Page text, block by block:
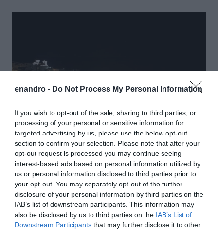
enandro - Do Not Process My Personal Information
If you wish to opt-out of the sale, sharing to third parties, or
processing of your personal or sensitive information for
targeted advertising by us, please use the below opt-out
section to confirm your selection. Please note that after your
opt-out request is processed you may continue seeing
interest-based ads based on personal information utilized by
us or personal information disclosed to third parties prior to
your opt-out. You may separately opt-out of the further
disclosure of your personal information by third parties on the
IAB’s list of downstream participants. This information may
also be disclosed by us to third parties on the IAB’s List of
Downstream Participants that may further disclose it to other
Η αποκατάστασή του υλοποιήθηκε βάσει μιας
εμπνευσμένης αρχιτεκτονικής και διακοσμητικής
μελέτης που σεβάστηκε το χαρακτήρα και την
ιστορικότητα του κτιρίου.Η διακόσμηση του Krinos Suites
Hotel σήμερα είναι εμπνευσμένη από τη μοντέρνα
αρχιτεκτονική σε συνδυασμό με τον κλασσικό
χαρακτήρα του κεντρικού κτιρίου και εμπλουτισμένη με